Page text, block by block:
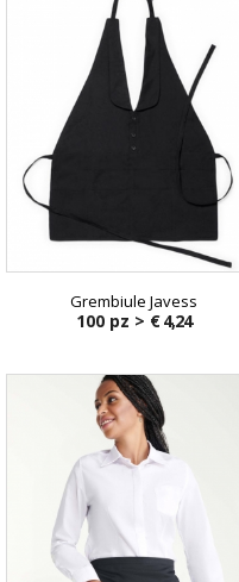
Grembiule Javess
100 pz > € 4,24